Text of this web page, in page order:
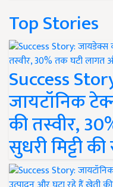
Top Stories
Success
जायटॉनिक
की तस्वीर,
सुधरी मिट्टी